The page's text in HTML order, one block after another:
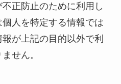
正防止のために利用し
人を特定する情報では
が上記の目的以外で利
せん。